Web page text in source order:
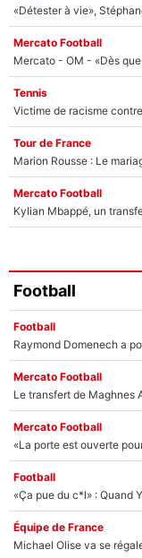
«Détester à vie»,
Mercato Football
Tennis
Tour de France
Marion Rousse : Le
Mercato Football
Kylian Mbappé, un
Football
Football
Mercato Football
Mercato Football
Football
Équipe de France